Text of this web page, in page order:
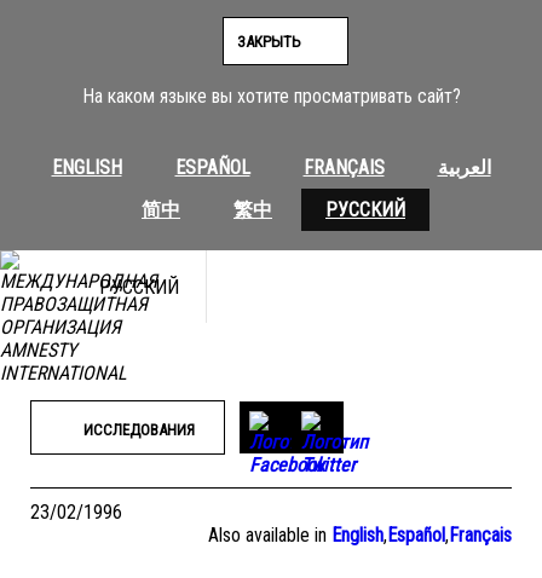
На каком языке вы хотите просматривать сайт?
ENGLISH ESPAÑOL FRANÇAIS
العربية
简中
繁中 РУССКИЙ
ЗАКРЫТЬ
РУССКИЙ
ИССЛЕДОВАНИЯ
23/02/1996
Also available in English,Español,Français